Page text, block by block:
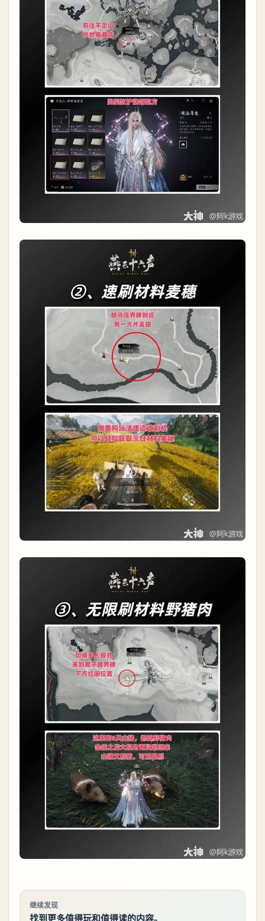
继续发现
找到更多值得玩和值得读的内容。